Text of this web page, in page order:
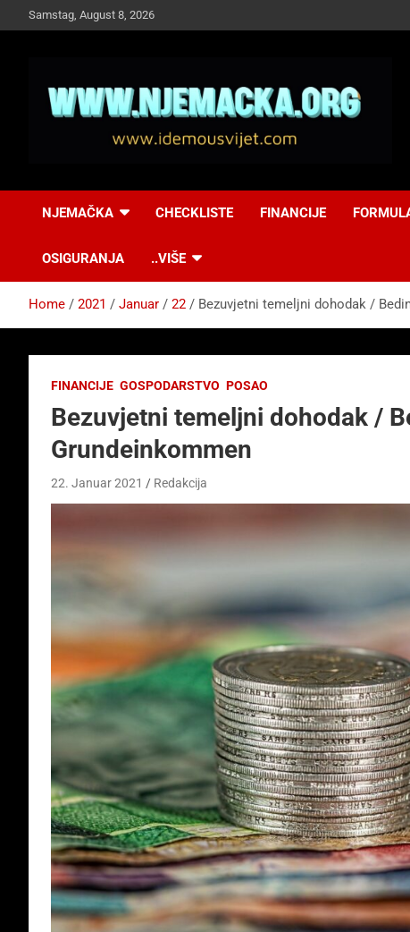
to
Samstag, August 8, 2026
Idemo u Svijet-
NJEMAČKA CHECKLISTE FINANCIJE
OSIGURANJA ..VIŠE
Home 2021 Januar 22 Bezuvjetni temeljni dohodak /
FINANCIJE GOSPODARSTVO POSAO
Bezuvjetni temeljni dohodak /
Grundeinkommen
22. Januar 2021 Redakcija